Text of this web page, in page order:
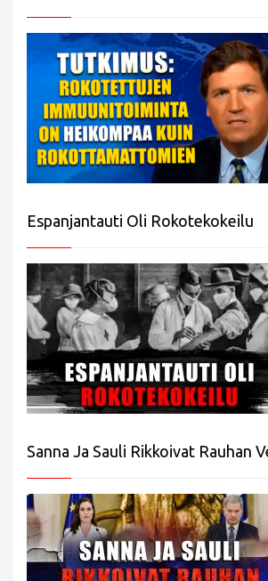
Espanjantauti Oli Rokotekokeilu
Sanna Ja Sauli Rikkoivat Rauhan